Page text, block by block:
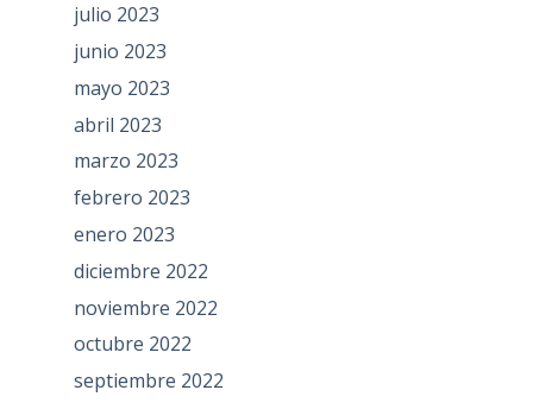
julio 2023
junio 2023
mayo 2023
abril 2023
marzo 2023
febrero 2023
enero 2023
diciembre 2022
noviembre 2022
octubre 2022
septiembre 2022